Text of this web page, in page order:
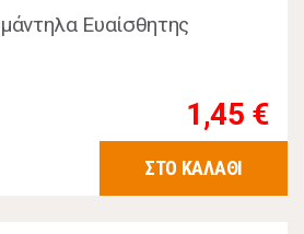
Ευαίσθητης
1,45 €
ΣΤΟ ΚΑΛΑΘΙ